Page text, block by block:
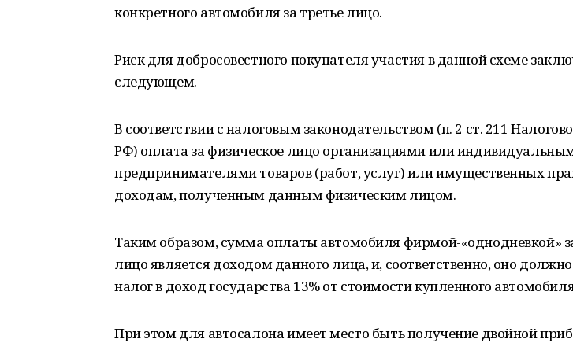
конкретного автомобиля за третье лицо.
Риск для добросовестного покупателя участия в данной схеме
следующем.
В соответствии с налоговым законодательством (п. 2 ст. 211
РФ) оплата за физическое лицо организациями или
предпринимателями товаров (работ, услуг) или имущественных
доходам, полученным данным физическим лицом.
Таким образом, сумма оплаты автомобиля фирмой-«однодневкой»
лицо является доходом данного лица, и, соответственно, оно
налог в доход государства 13% от стоимости купленного
При этом для автосалона имеет место быть получение двойной